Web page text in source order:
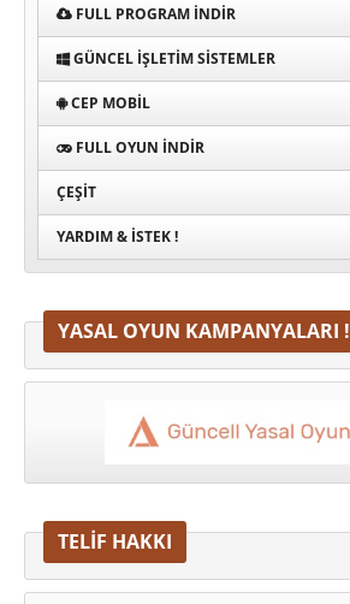
FULL PROGRAM INDIR
GÜNCEL İŞLETIM SISTEMLER
CEP MOBIL
FULL OYUN İNDIR
ÇEŞIT
YARDIM & İSTEK !
YASAL OYUN KAMPANYALARI !
TELİF HAKKI